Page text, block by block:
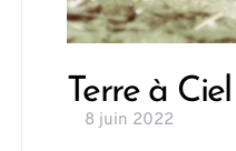
Terre à
8 juin 2022